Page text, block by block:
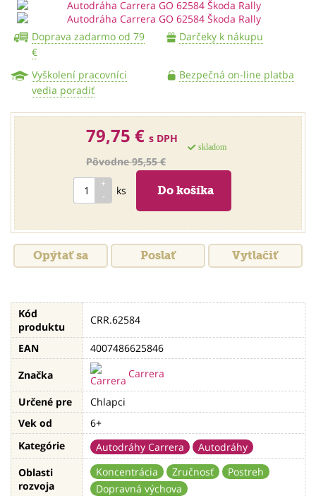
Doprava zadarmo od 79
€
Darčeky k nákupu
Vyškolení pracovníci
vedia poradiť
Bezpečná on-line platba
79,75 € s DPH
Pôvodne 95,55 €
skladom
ks
Opýtať sa Poslať Vytlačiť
Kód
produktu
CRR.62584
EAN
4007486625846
Značka
Carrera
Určené pre
Chlapci
Vek od
6+
Kategórie
Autodráhy Carrera
Autodráhy
Oblasti
rozvoja
Koncentrácia Zručnosť
Postreh
Dopravná výchova